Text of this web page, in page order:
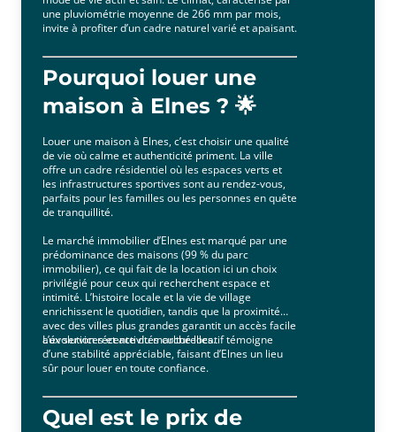
une pluviométrie moyenne de 266 mm par mois,
invite à profiter d’un cadre naturel varié et apaisant.
Pourquoi louer une
maison à Elnes ? 🌟
Louer une maison à Elnes, c’est choisir une qualité
de vie où calme et authenticité priment. La ville
offre un cadre résidentiel où les espaces verts et
les infrastructures sportives sont au rendez-vous,
parfaits pour les familles ou les personnes en quête
de tranquillité.
Le marché immobilier d’Elnes est marqué par une
prédominance des maisons (99 % du parc
immobilier), ce qui fait de la location ici un choix
privilégié pour ceux qui recherchent espace et
intimité. L’histoire locale et la vie de village
enrichissent le quotidien, tandis que la proximité
avec des villes plus grandes garantit un accès facile
aux services et activités culturelles.
L’évolution récente du marché locatif témoigne
d’une stabilité appréciable, faisant d’Elnes un lieu
sûr pour louer en toute confiance.
Quel est le prix de